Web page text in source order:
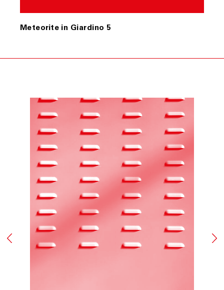
Meteorite in Giardino 5